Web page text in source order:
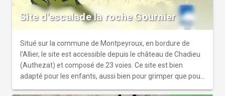
Site d'escalade la roche Gournier
Situé sur la commune de Montpeyroux, en bordure de
l'Allier, le site est accessible depuis le château de Chadieu
(Authezat) et composé de 23 voies. Ce site est bien
adapté pour les enfants, aussi bien pour grimper que pour